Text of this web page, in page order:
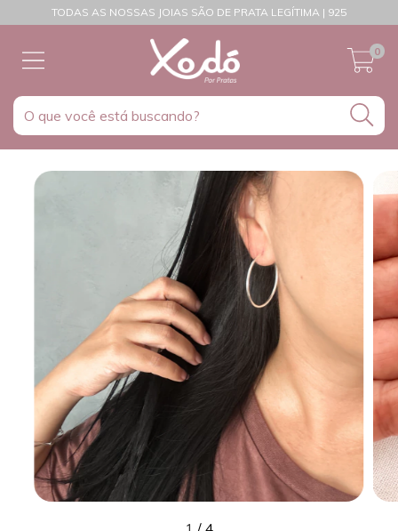
TODAS AS NOSSAS JOIAS SÃO DE PRATA LEGÍTIMA | 925
0